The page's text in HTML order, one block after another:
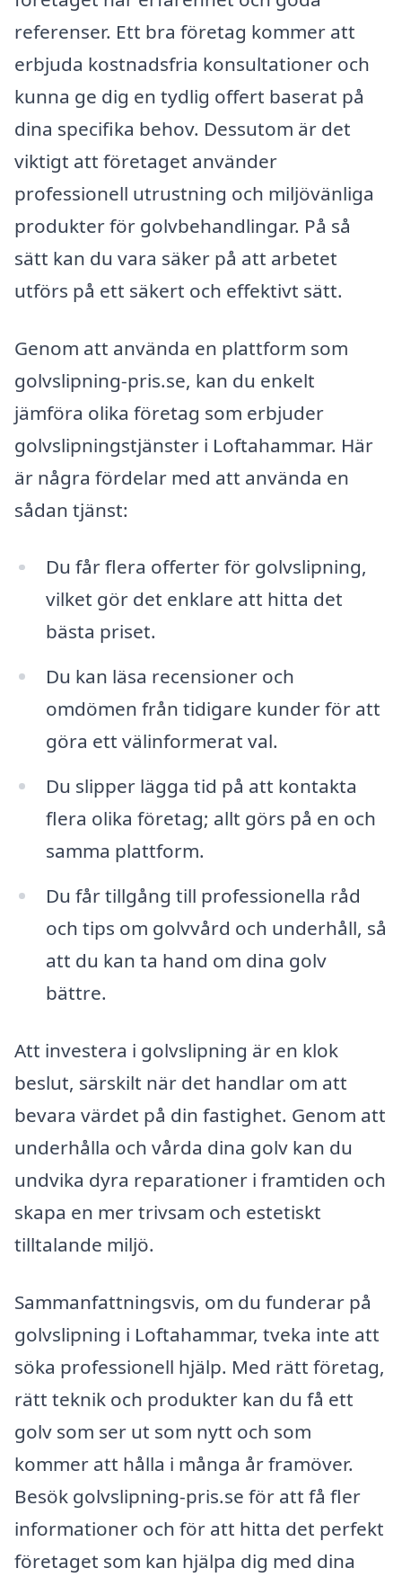
referenser. Ett bra företag kommer att
erbjuda kostnadsfria konsultationer och
kunna ge dig en tydlig offert baserat på
dina specifika behov. Dessutom är det
viktigt att företaget använder
professionell utrustning och miljövänliga
produkter för golvbehandlingar. På så
sätt kan du vara säker på att arbetet
utförs på ett säkert och effektivt sätt.
Genom att använda en plattform som
golvslipning-pris.se, kan du enkelt
jämföra olika företag som erbjuder
golvslipningstjänster i Loftahammar. Här
är några fördelar med att använda en
sådan tjänst:
Du får flera offerter för golvslipning,
vilket gör det enklare att hitta det
bästa priset.
Du kan läsa recensioner och
omdömen från tidigare kunder för att
göra ett välinformerat val.
Du slipper lägga tid på att kontakta
flera olika företag; allt görs på en och
samma plattform.
Du får tillgång till professionella råd
och tips om golvvård och underhåll, så
att du kan ta hand om dina golv
bättre.
Att investera i golvslipning är en klok
beslut, särskilt när det handlar om att
bevara värdet på din fastighet. Genom att
underhålla och vårda dina golv kan du
undvika dyra reparationer i framtiden och
skapa en mer trivsam och estetiskt
tilltalande miljö.
Sammanfattningsvis, om du funderar på
golvslipning i Loftahammar, tveka inte att
söka professionell hjälp. Med rätt företag,
rätt teknik och produkter kan du få ett
golv som ser ut som nytt och som
kommer att hålla i många år framöver.
Besök golvslipning-pris.se för att få fler
informationer och för att hitta det perfekt
företaget som kan hjälpa dig med dina